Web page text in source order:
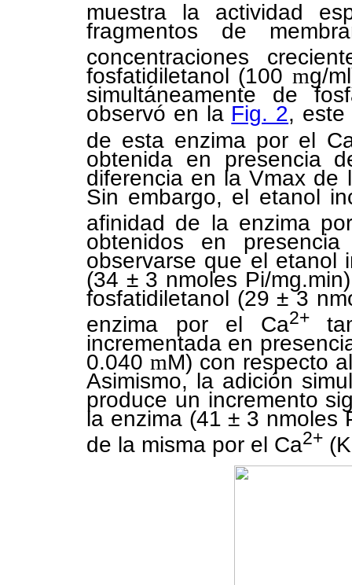
muestra la actividad
fragmentos de
concentraciones
fosfatidiletanol (100 mg/
simultáneamente de
observó en la Fig. 2, este
de esta enzima por el
obtenida en presencia
diferencia en la Vmax de
Sin embargo, el etanol
afinidad de la enzima
obtenidos en
observarse que el etanol
(34 ± 3 nmoles Pi/
fosfatidiletanol (29 ± 3
enzima por el Ca2+
incrementada en
0.040mM) con respecto
Asimismo, la adición
produce un incremento
la enzima (41 ± 3 nmoles
de la misma por el Ca2+